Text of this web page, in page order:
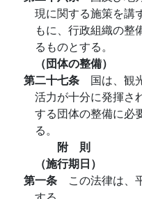
現に関する施策を講
もに、行政組織の整
るものとする。
（団体の整備）
第二十七条 国は、観
活力が十分に発揮さ
する団体の整備に必
る。
附 則
（施行期日）
第一条 この法律は、